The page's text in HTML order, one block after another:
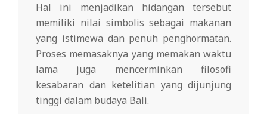
Hal ini menjadikan hidangan tersebut
memiliki nilai simbolis sebagai makanan
yang istimewa dan penuh penghormatan.
Proses memasaknya yang memakan waktu
lama juga mencerminkan filosofi
kesabaran dan ketelitian yang dijunjung
tinggi dalam budaya Bali.